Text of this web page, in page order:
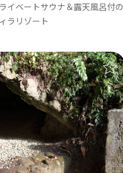
すみ鉄道
牧場 / 小湊鐡道
イベートサウナ＆露天風呂付の
ラリゾート